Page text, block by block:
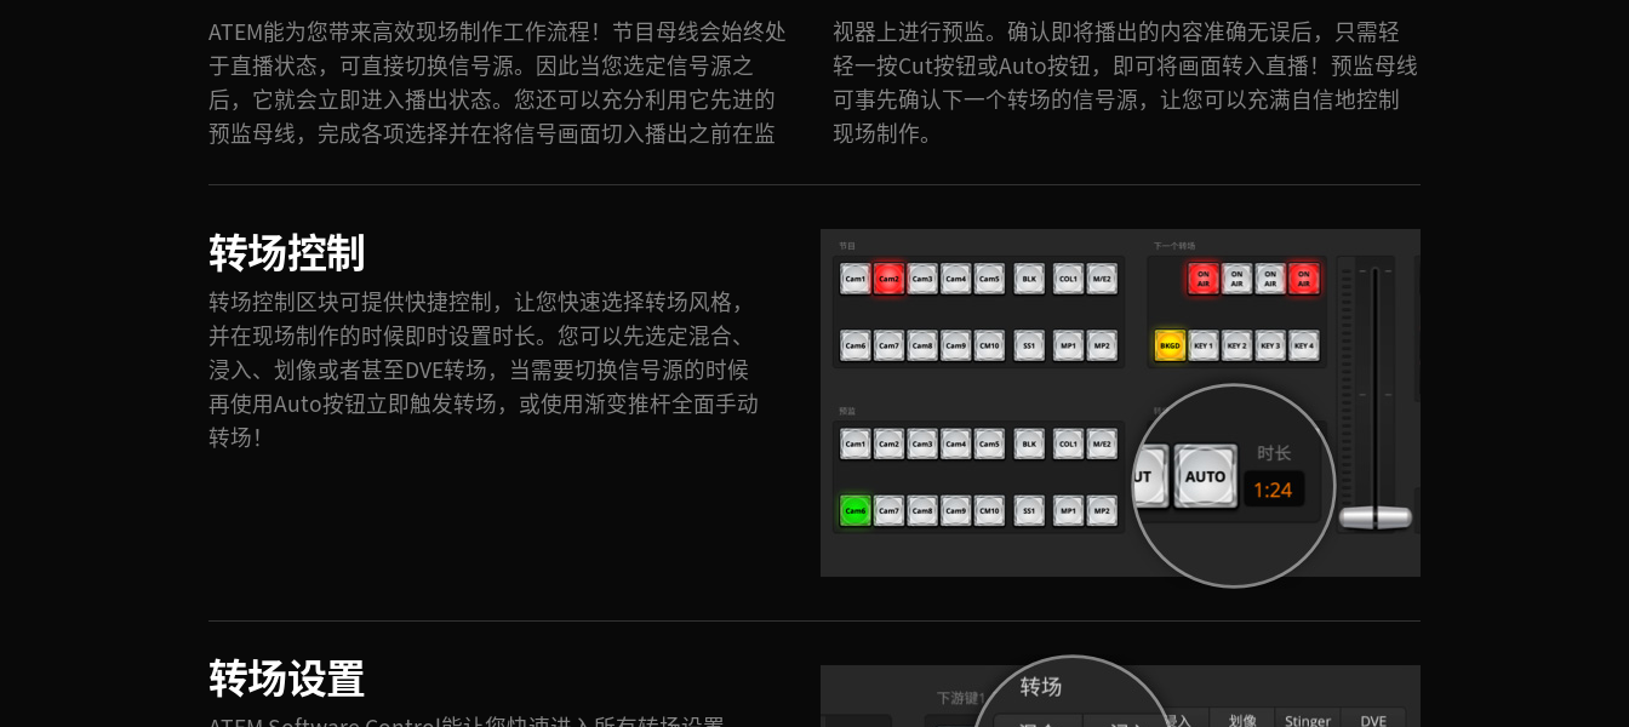
ATEM能为您带来高效现场制作工作流程！节目母线会始终处
于直播状态，可直接切换信号源。因此当您选定信号源之
后，它就会立即进入播出状态。您还可以充分利用它先进的
预监母线，完成各项选择并在将信号画面切入播出之前在监
视器上进行预监。确认即将播出的内容准确无误后，只需轻
轻一按Cut按钮或Auto按钮，即可将画面转入直播！预监母线
可事先确认下一个转场的信号源，让您可以充满自信地控制
现场制作。
转场控制
转场控制区块可提供快捷控制，让您快速选择转场风格，
并在现场制作的时候即时设置时长。您可以先选定混合、
浸入、划像或者甚至DVE转场，当需要切换信号源的时候
再使用Auto按钮立即触发转场，或使用渐变推杆全面手动
转场！
转场设置